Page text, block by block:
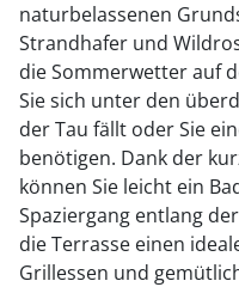
naturbelassenen
Strandhafer und
die Sommerwetter auf
Sie sich unter den
der Tau fällt oder Sie
benötigen. Dank der
können Sie leicht ein
Spaziergang entlang
die Terrasse einen
Grillessen und